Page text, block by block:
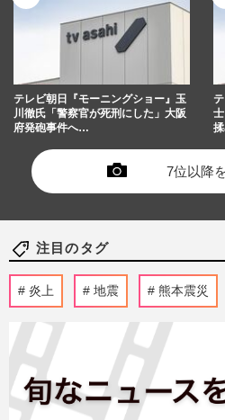
テレビ朝日『モーニングショー』玉
川徹氏「警察官が死刑にした」大阪
府発砲事件へ…
7位以降
注目のタグ
炎上 地震 熊本震災